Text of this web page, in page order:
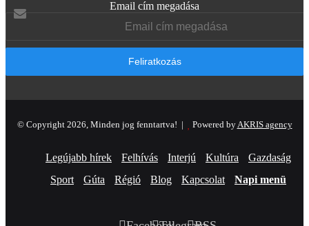
Email cím megadása
© Copyright 2026, Minden jog fenntartva! | Powered byAKRIS agency
Legújabb hírek Felhívás Interjú Kultúra
Gazdaság
Sport
Gúta Régió Blog Kapcsolat Napi menü